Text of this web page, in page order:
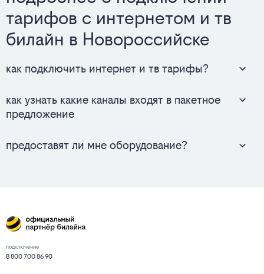
тарифов с интернетом и тв
билайн в Новороссийске
как подключить интернет и тв тарифы?
как узнать какие каналы входят в пакетное
предложение
предоставят ли мне оборудование?
подключение
8 800 700 86 90